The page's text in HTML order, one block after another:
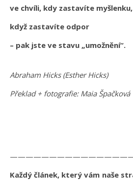
ve chvíli, kdy zastavíte
když zastavíte odpor
– pak jste ve stavu „umožnění“.
Abraham Hicks (Esther Hicks)
Překlad + fotografie: Maia Špačková
Každý článek, který vám naše